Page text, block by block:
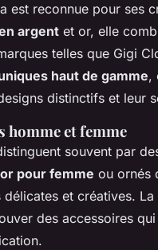
est reconnue pour ses
argent et or, elle
telles que Gigi
haut de gamme,
distinctifs et leur
et femme
souvent par
pour femme ou ornés
et créatives.
des accessoires